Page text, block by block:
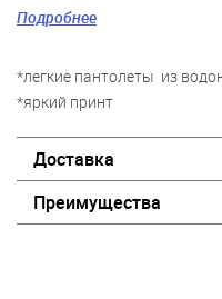
Возраст: 9 лет, 10 лет, 11
Подробнее
*легкие пантолеты из
*яркий принт
Доставка
Преимущества